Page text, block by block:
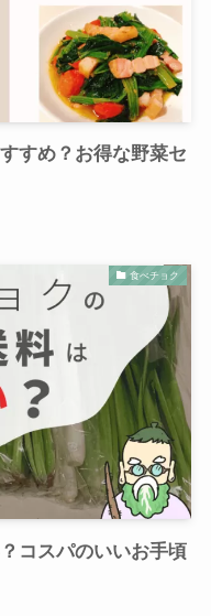
すめ？お得な野菜セ
食べチョク
コスパのいいお手頃